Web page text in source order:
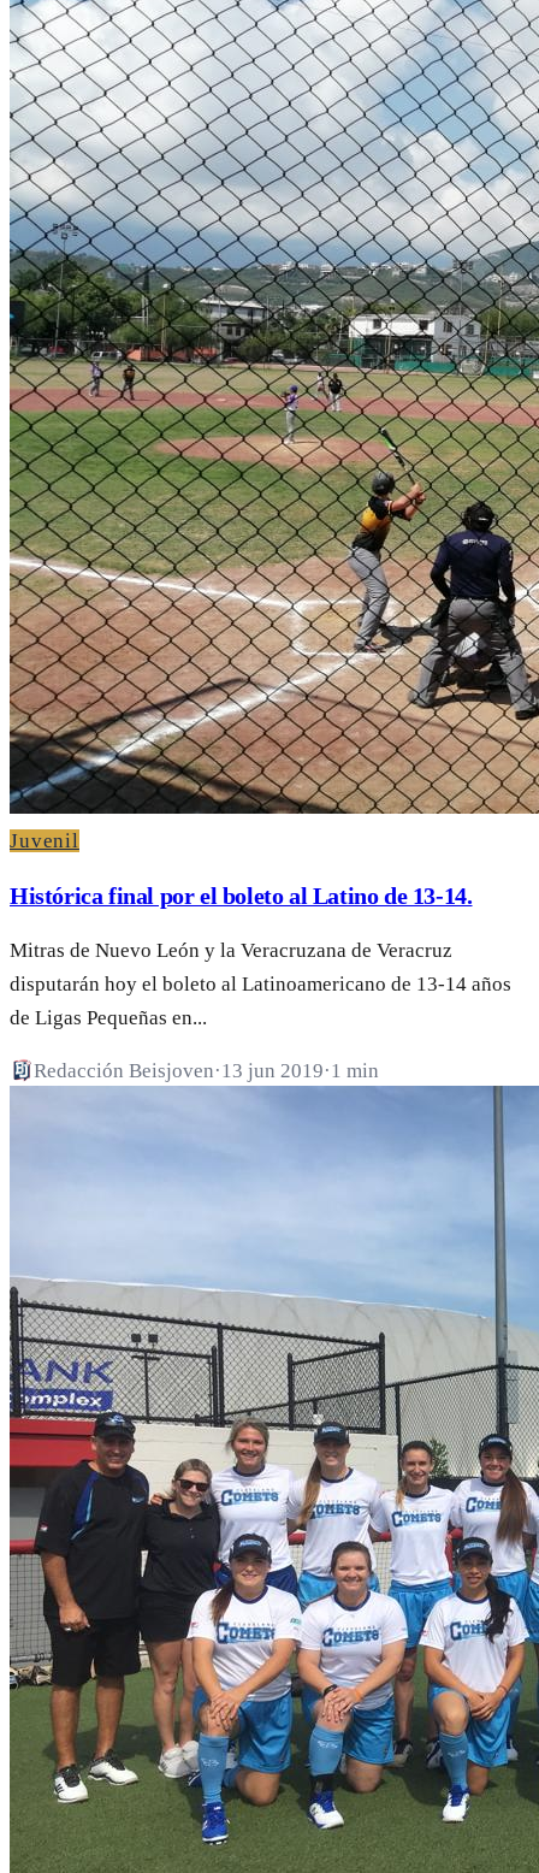
Juvenil
Histórica final por el boleto al Latino de 13-14.
Mitras de Nuevo León y la Veracruzana de Veracruz
disputarán hoy el boleto al Latinoamericano de 13-14 años
de Ligas Pequeñas en...
Redacción Beisjoven·13 jun 2019·1 min